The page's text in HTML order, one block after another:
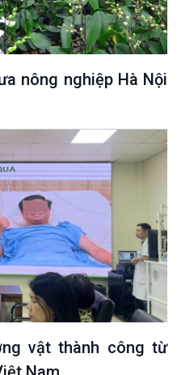
nông nghiệp Hà Nội
vật thành công từ